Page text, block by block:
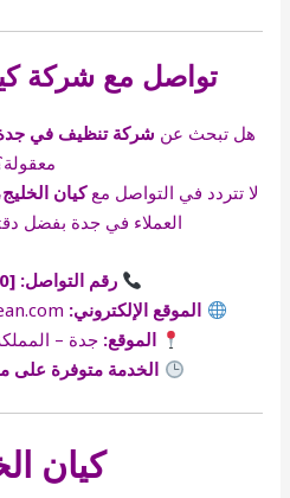
تواصل مع شركة
هل تبحث عن شركة تنظيف في
لا تتردد في التواصل معكيان الخليج
العملاء في جدة بفضل
رقم التواصل: [000000000]
الموقع الإلكتروني:
الموقع: جدة –
الخدمة متوفرة على مدار 24 ساعة
كيان